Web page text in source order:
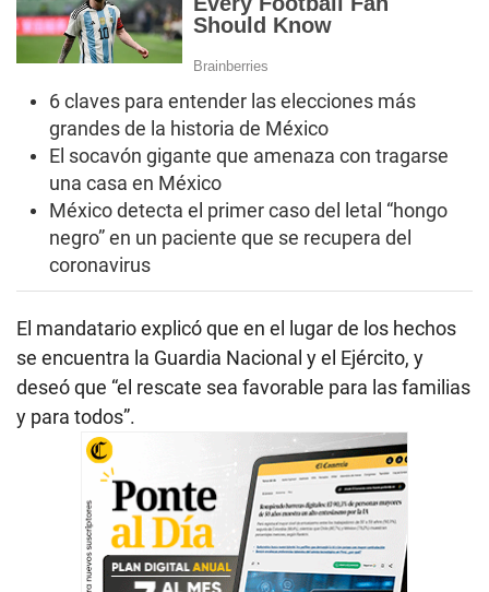
6 claves para entender las elecciones más
grandes de la historia de México
El socavón gigante que amenaza con tragarse
una casa en México
México detecta el primer caso del letal “hongo
negro” en un paciente que se recupera del
coronavirus
El mandatario explicó que en el lugar de los hechos
se encuentra la Guardia Nacional y el Ejército, y
deseó que “el rescate sea favorable para las familias
y para todos”.